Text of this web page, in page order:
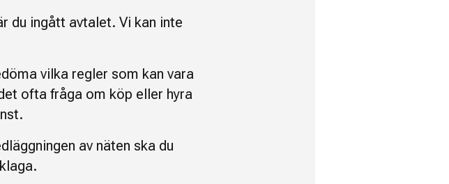
du ingått avtalet. Vi kan inte
vilka regler som kan vara
ofta fråga om köp eller hyra
av näten ska du